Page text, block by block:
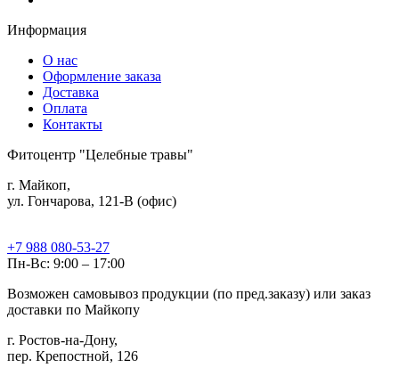
Информация
О нас
Оформление заказа
Доставка
Оплата
Контакты
Фитоцентр "Целебные травы"
г. Майкоп,
ул. Гончарова, 121-В (офис)
+7 988 080-53-27
Пн-Вс: 9:00 – 17:00
Возможен самовывоз продукции (по пред.заказу) или заказ
доставки по Майкопу
г. Ростов-на-Дону,
пер. Крепостной, 126